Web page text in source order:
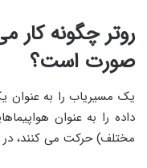
روتر چگونه کار
صورت است؟
یک مسیریاب را به عنوان
داده را به عنوان
مختلف) حرکت می کنند، در